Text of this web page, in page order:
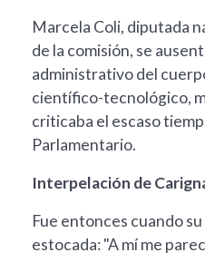
Marcela Coli, diputada
de la comisión, se
administrativo del
científico-tecnológico,
criticaba el escaso
Parlamentario.
Interpelación de
Fue entonces cuando
estocada: "A mí me